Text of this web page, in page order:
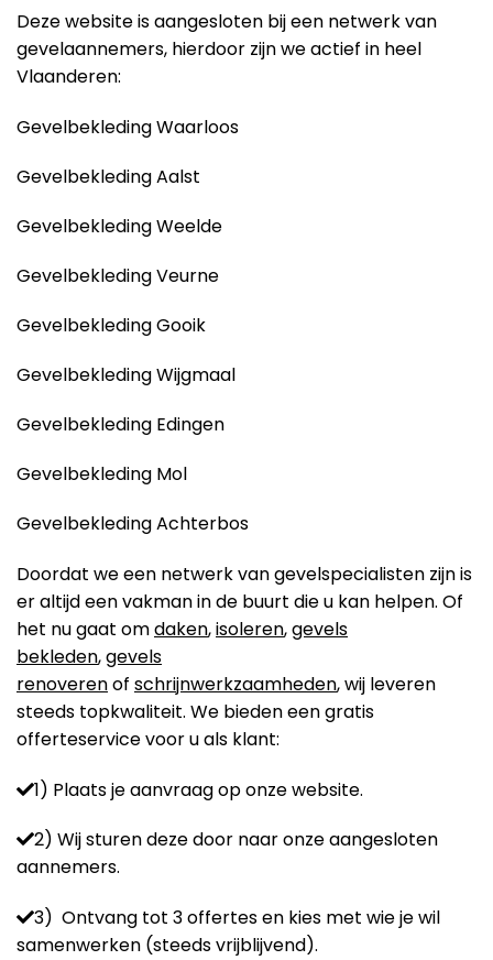
Deze website is aangesloten bij een netwerk van
gevelaannemers, hierdoor zijn we actief in heel
Vlaanderen:
Gevelbekleding Waarloos
Gevelbekleding Aalst
Gevelbekleding Weelde
Gevelbekleding Veurne
Gevelbekleding Gooik
Gevelbekleding Wijgmaal
Gevelbekleding Edingen
Gevelbekleding Mol
Gevelbekleding Achterbos
Doordat we een netwerk van gevelspecialisten zijn is
er altijd een vakman in de buurt die u kan helpen. Of
het nu gaat omdaken,isoleren,gevels
bekleden,gevels
renoverenof schrijnwerkzaamheden, wij leveren
steeds topkwaliteit. We bieden een gratis
offerteservice voor u als klant:
1) Plaats je aanvraag op onze website.
2) Wij sturen deze door naar onze aangesloten
aannemers.
3) Ontvang tot 3 offertes en kies met wie je wil
samenwerken (steeds vrijblijvend).